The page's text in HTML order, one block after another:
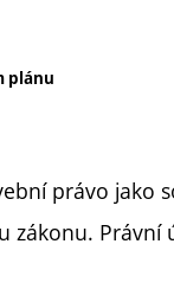
plánu
právo jako
zákonu.